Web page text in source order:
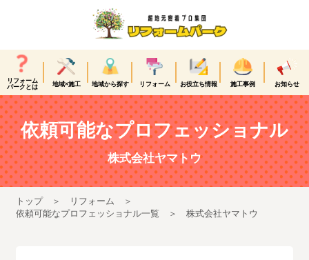
リフォーム
パークとは
地域×施工 地域から探す リフォーム お役立ち情報 施工事例 お知らせ
依頼可能なプロフェッショナル
株式会社ヤマトウ
トップ
リフォーム
依頼可能なプロフェッショナル一覧
株式会社ヤマトウ